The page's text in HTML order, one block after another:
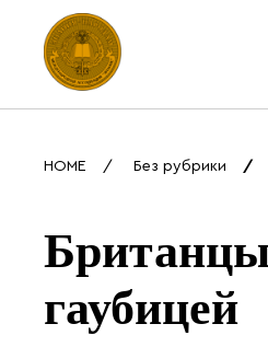
HOME Без рубрики
Британцы
гаубицей